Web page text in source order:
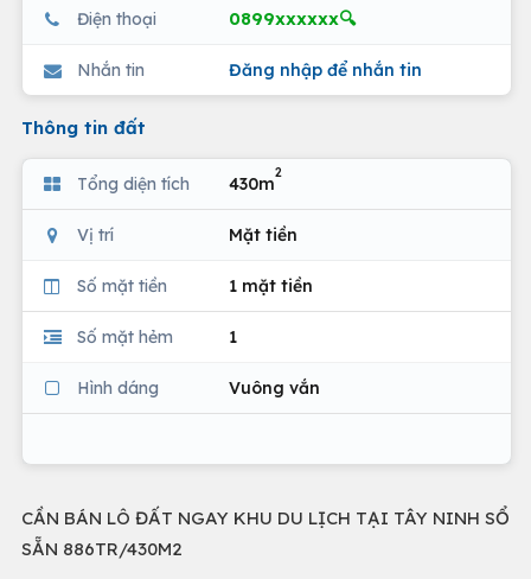
Điện thoại 0899xxxxxx🔍
Nhắn tin Đăng nhập để nhắn tin
Thông tin đất
Tổng diện tích 430m
2
Vị trí Mặt tiền
Số mặt tiền 1 mặt tiền
Số mặt hẻm 1
Hình dáng Vuông vắn
CẦN BÁN LÔ ĐẤT NGAY KHU DU LỊCH TẠI TÂY NINH SỔ
SẴN 886TR/430M2